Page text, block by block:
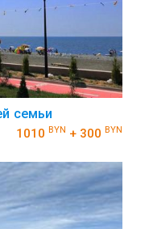
семьи
1010 BYN + 300 BYN